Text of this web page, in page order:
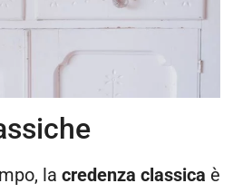
la credenza classica è